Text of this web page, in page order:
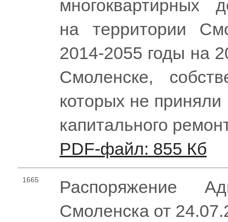
многоквартирных
на территории
2014-2055 годы на
Смоленске,
которых не
капитального
PDF-файл: 855 Кб
1665
Распоряжение
Смоленска от